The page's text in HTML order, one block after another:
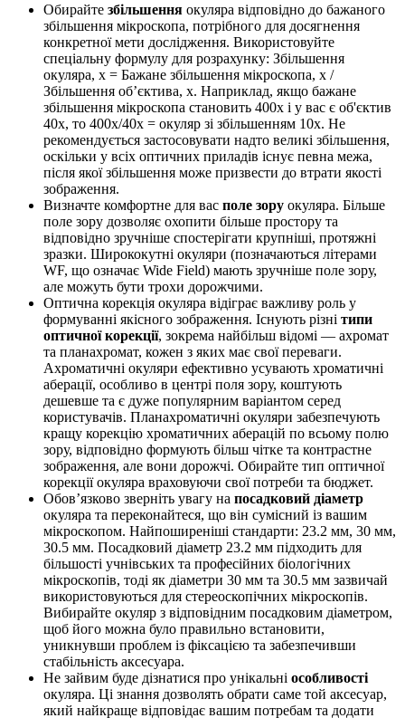
Обирайте збільшення окуляра відповідно до бажаного
збільшення мікроскопа, потрібного для досягнення
конкретної мети дослідження. Використовуйте
спеціальну формулу для розрахунку: Збільшення
окуляра, х = Бажане збільшення мікроскопа, х /
Збільшення об’єктива, х. Наприклад, якщо бажане
збільшення мікроскопа становить 400х і у вас є об'єктив
40х, то 400х/40х = окуляр зі збільшенням 10х. Не
рекомендується застосовувати надто великі збільшення,
оскільки у всіх оптичних приладів існує певна межа,
після якої збільшення може призвести до втрати якості
зображення.
Визначте комфортне для вас поле зору окуляра. Більше
поле зору дозволяє охопити більше простору та
відповідно зручніше спостерігати крупніші, протяжні
зразки. Ширококутні окуляри (позначаються літерами
WF, що означає Wide Field) мають зручніше поле зору,
але можуть бути трохи дорожчими.
Оптична корекція окуляра відіграє важливу роль у
формуванні якісного зображення. Існують різні типи
оптичної корекції, зокрема найбільш відомі — ахромат
та планахромат, кожен з яких має свої переваги.
Ахроматичні окуляри ефективно усувають хроматичні
аберації, особливо в центрі поля зору, коштують
дешевше та є дуже популярним варіантом серед
користувачів. Планахроматичні окуляри забезпечують
кращу корекцію хроматичних аберацій по всьому полю
зору, відповідно формують більш чітке та контрастне
зображення, але вони дорожчі. Обирайте тип оптичної
корекції окуляра враховуючи свої потреби та бюджет.
Обов’язково зверніть увагу на посадковий діаметр
окуляра та переконайтеся, що він сумісний із вашим
мікроскопом. Найпоширеніші стандарти: 23.2 мм, 30 мм,
30.5 мм. Посадковий діаметр 23.2 мм підходить для
більшості учнівських та професійних біологічних
мікроскопів, тоді як діаметри 30 мм та 30.5 мм зазвичай
використовуються для стереоскопічних мікроскопів.
Вибирайте окуляр з відповідним посадковим діаметром,
щоб його можна було правильно встановити,
уникнувши проблем із фіксацією та забезпечивши
стабільність аксесуара.
Не зайвим буде дізнатися про унікальні особливості
окуляра. Ці знання дозволять обрати саме той аксесуар,
який найкраще відповідає вашим потребам та додати